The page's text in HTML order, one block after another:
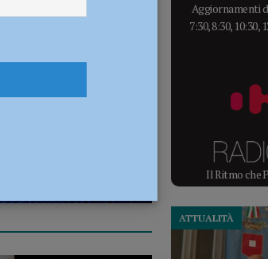
Aggiornamenti
7:30, 8:30, 10:30,
Il Ritmo che
ATTUALITÀ